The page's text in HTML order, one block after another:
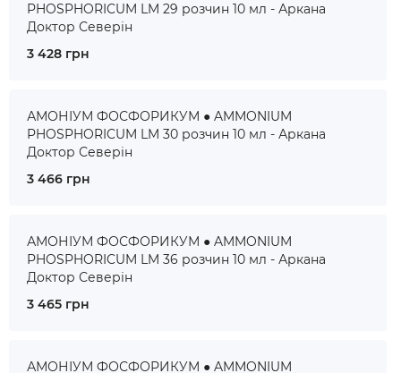
PHOSPHORICUM LM 29 розчин 10 мл - Аркана
Доктор Северін
3 428 грн
АМОНІУМ ФОСФОРИКУМ ● AMMONIUM
PHOSPHORICUM LM 30 розчин 10 мл - Аркана
Доктор Северін
3 466 грн
АМОНІУМ ФОСФОРИКУМ ● AMMONIUM
PHOSPHORICUM LM 36 розчин 10 мл - Аркана
Доктор Северін
3 465 грн
АМОНІУМ ФОСФОРИКУМ ● AMMONIUM